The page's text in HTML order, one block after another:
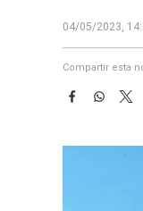
04/05/2023,
Compartir esta
F
e
W
t
T
w
t